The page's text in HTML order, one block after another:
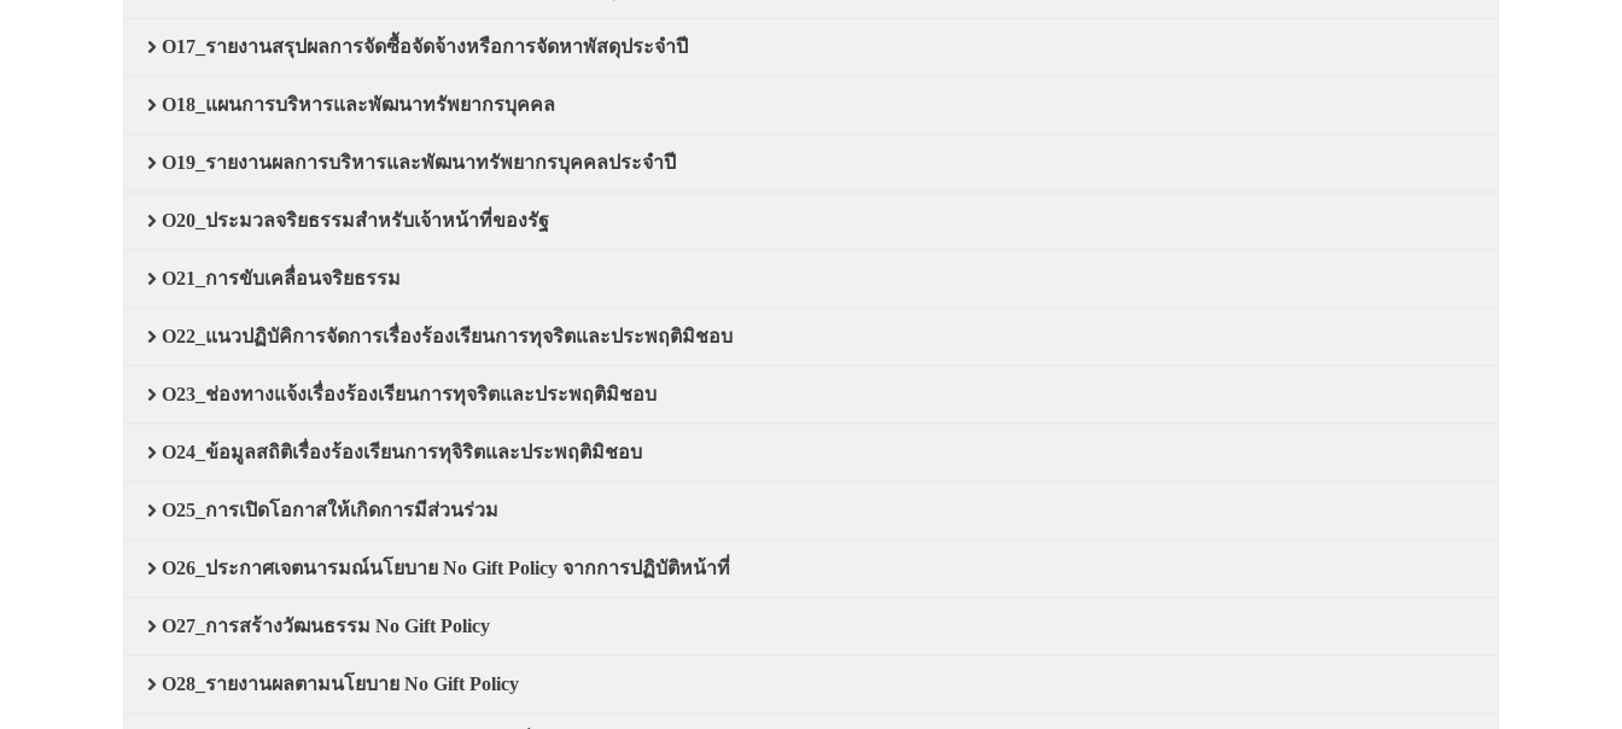
O17_รายงานสรุปผลการจัดซื้อจัดจ้างหรือการจัดหาพัสดุประจำปี
O18_แผนการบริหารและพัฒนาทรัพยากรบุคคล
O19_รายงานผลการบริหารและพัฒนาทรัพยากรบุคคลประจำปี
O20_ประมวลจริยธรรมสำหรับเจ้าหน้าที่ของรัฐ
O21_การขับเคลื่อนจริยธรรม
O22_แนวปฏิบัคิการจัดการเรื่องร้องเรียนการทุจริตและประพฤติมิชอบ
O23_ช่องทางแจ้งเรื่องร้องเรียนการทุจริตและประพฤติมิชอบ
O24_ข้อมูลสถิติเรื่องร้องเรียนการทุจิริตและประพฤติมิชอบ
O25_การเปิดโอกาสให้เกิดการมีส่วนร่วม
O26_ประกาศเจตนารมณ์นโยบาย No Gift Policy จากการปฏิบัติหน้าที่
O27_การสร้างวัฒนธรรม No Gift Policy
O28_รายงานผลตามนโยบาย No Gift Policy